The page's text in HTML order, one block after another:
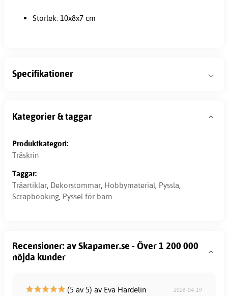
Storlek: 10x8x7 cm
Specifikationer
Kategorier & taggar
Produktkategori:
Träskrin
Taggar:
Träartiklar, Dekorstommar, Hobbymaterial, Pyssla,
Scrapbooking, Pyssel för barn
Recensioner: av Skapamer.se - Över 1 200 000
nöjda kunder
(5 av 5) av Eva Hardelin 2026-04-19